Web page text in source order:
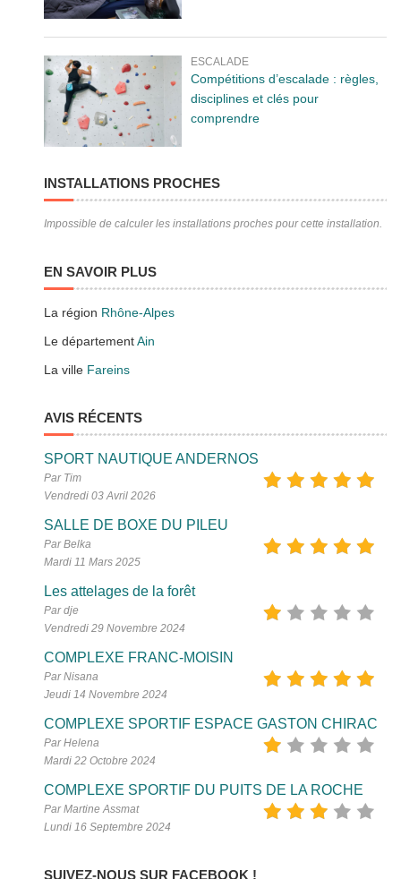
ESCALADE
Compétitions d’escalade : règles,
disciplines et clés pour
comprendre
INSTALLATIONS PROCHES
Impossible de calculer les installations proches pour cette installation.
EN SAVOIR PLUS
La région Rhône-Alpes
Le départementAin
La ville Fareins
AVIS RÉCENTS
SPORT NAUTIQUE ANDERNOS
Par Tim
Vendredi 03 Avril 2026
SALLE DE BOXE DU PILEU
Par Belka
Mardi 11 Mars 2025
Les attelages de la forêt
Par dje
Vendredi 29 Novembre 2024
COMPLEXE FRANC-MOISIN
Par Nisana
Jeudi 14 Novembre 2024
COMPLEXE SPORTIF ESPACE GASTON CHIRAC
Par Helena
Mardi 22 Octobre 2024
COMPLEXE SPORTIF DU PUITS DE LA ROCHE
Par Martine Assmat
Lundi 16 Septembre 2024
SUIVEZ-NOUS SUR FACEBOOK !